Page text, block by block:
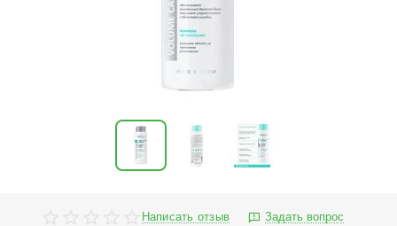
Написать отзыв
Задать вопрос